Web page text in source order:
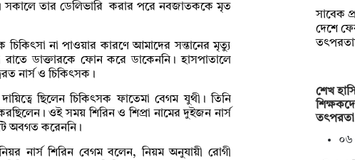
সকালে তার ডেলিভারি করার পরে নবজাতককে মৃত
না পাওয়ার কারণে আমাদের সন্তানের মৃত্যু
ডাক্তারকে ফোন করে ডাকেননি। হাসপাতালে
নার্স ও চিকিৎসক।
ছিলেন চিকিৎসক ফাতেমা বেগম যুথী। তিনি
ওই সময় শিরিন ও শিপ্রা নামের দুইজন নার্স
অবগত করেননি।
নার্স শিরিন বেগম বলেন, নিয়ম অনুযায়ী রোগী
সাবেক
দেশে
শেখ
০৬